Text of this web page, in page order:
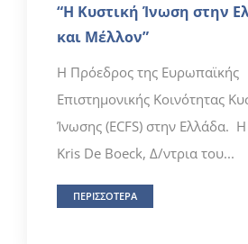
“Η Κυστική Ίνωση στην
και Μέλλον”
Η Πρόεδρος της Ευρωπαϊκής
Επιστημονικής Κοινότητας
Ίνωσης (ECFS) στην Ελλάδα.
Kris De Boeck, Δ/ντρια του...
ΠΕΡΙΣΣΟΤΕΡΑ